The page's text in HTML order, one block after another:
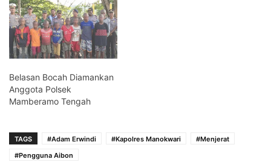
Belasan Bocah Diamankan
Anggota Polsek
Mamberamo Tengah
TAGS #Adam Erwindi #Kapolres Manokwari
#Menjerat
#Pengguna Aibon